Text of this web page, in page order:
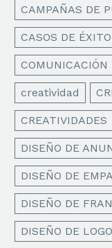
CAMPAÑAS DE
CASOS DE ÉXITO
COMUNICACIÓN
creatividad
CREATIVIDADES
DISEÑO DE
DISEÑO DE
DISEÑO DE
DISEÑO DE